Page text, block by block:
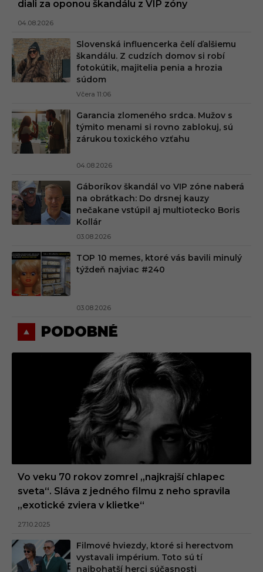
diali za oponou škandálu z VIP zóny
04.08.2026
Slovenská influencerka čelí ďalšiemu
škandálu. Z cudzích domov si robí
fotokútik, majitelia penia a hrozia
súdom
Včera 11:06
Garancia zlomeného srdca. Mužov s
týmito menami si rovno zablokuj, sú
zárukou toxického vzťahu
04.08.2026
Gáboríkov škandál vo VIP zóne naberá
na obrátkach: Do drsnej kauzy
nečakane vstúpil aj multiotecko Boris
Kollár
03.08.2026
TOP 10 memes, ktoré vás bavili minulý
týždeň najviac #240
03.08.2026
PODOBNÉ
Vo veku 70 rokov zomrel „najkrajší chlapec
sveta“. Sláva z jedného filmu z neho spravila
„exotické zviera v klietke“
27.10.2025
Filmové hviezdy, ktoré si herectvom
vystavali impérium. Toto sú tí
najbohatší herci súčasnosti